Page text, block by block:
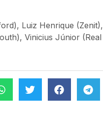
Luiz Henrique (Zenit),
Vinicius Júnior (Real